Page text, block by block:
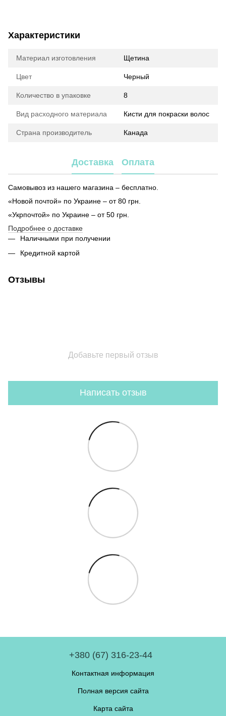
Характеристики
Материал изготовления Щетина
Цвет Черный
Количество в упаковке 8
Вид расходного материала Кисти для покраски волос
Страна производитель Канада
Доставка Оплата
Самовывоз из нашего магазина – бесплатно.
«Новой почтой» по Украине – от 80 грн.
«Укрпочтой» по Украине – от 50 грн.
Подробнее о доставке
Наличными при получении
Кредитной картой
Отзывы
Добавьте первый отзыв
Написать отзыв
+380 (67) 316-23-44
Контактная информация
Полная версия сайта
Карта сайта